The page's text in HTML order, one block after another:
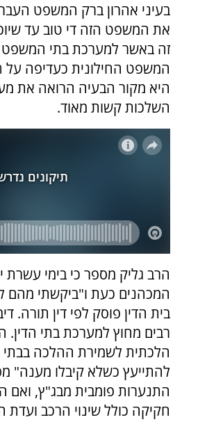
בעיני אהרון ברק המשפט
את המשפט הזה די טוב עד
זה באשר למערכת בתי המשפט
המשפט החילונית כעדיפה על
היא מקור הבעיה הרואה את
השלכות קשות מאוד.
הרב גליק מספר כי בימי עשרת
המכהנים כעת ו"ביקשתי מהם
בית הדין פוסק לפי דין תורה.
רבים מחוץ למערכת בתי הדין.
הלכתית לשמירת ההלכה בבתי
להתייעץ כשלא קיבלו מענה"
התנערות פומבית מבג"ץ, ואם
חקיקה כולל שינוי הרכב ועדת